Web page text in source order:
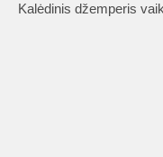
Kalėdinis džemperis